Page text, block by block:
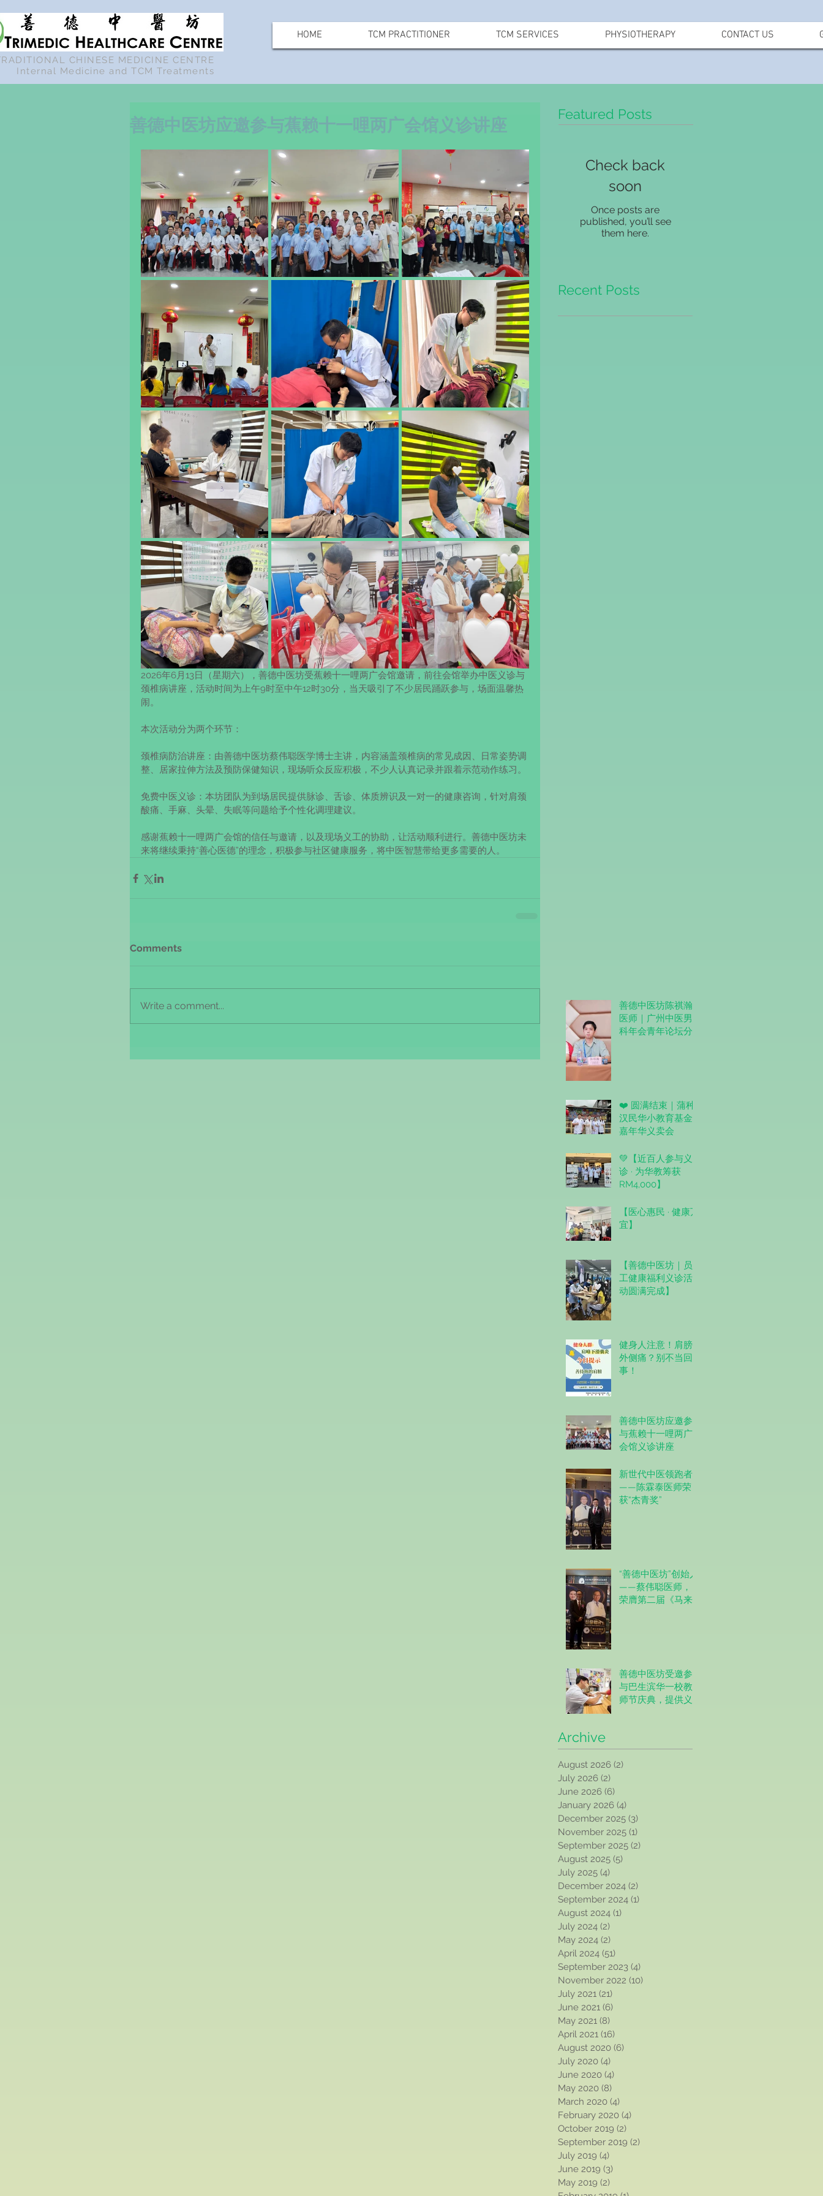
HOME TCM PRACTITIONER TCM SERVICES PHYSIOTHERAPY CONTACT US
CHINESE MEDICINE CENTRE
Internal Medicine and TCM Treatments
善德中医坊应邀参与蕉赖十一哩两广会馆义诊讲座
2026年6月13日（星期六），善德中医坊受蕉赖十一哩两广会馆邀请，前往会馆举办中医义诊与
颈椎病讲座，活动时间为上午9时至中午12时30分，当天吸引了不少居民踊跃参与，场面温馨热
闹。
本次活动分为两个环节：
颈椎病防治讲座：由善德中医坊蔡伟聪医学博士主讲，内容涵盖颈椎病的常见成因、日常姿势调
整、居家拉伸方法及预防保健知识，现场听众反应积极，不少人认真记录并跟着示范动作练习。
免费中医义诊：本坊团队为到场居民提供脉诊、舌诊、体质辨识及一对一的健康咨询，针对肩颈
酸痛、手麻、头晕、失眠等问题给予个性化调理建议。
感谢蕉赖十一哩两广会馆的信任与邀请，以及现场义工的协助，让活动顺利进行。善德中医坊未
来将继续秉持“善心医德”的理念，积极参与社区健康服务，将中医智慧带给更多需要的人。
Comments
Write a comment...
Featured Posts
Check back
soon
Once posts are
published, you’ll see
them here.
Recent Posts
善德中医坊陈祺瀚
医师｜广州中医男
科年会青年论坛分
❤️ 圆满结束｜蒲种
汉民华小教育基金
嘉年华义卖会
💚【近百人参与义
诊 · 为华教筹获
RM4,000】
【医心惠民 · 健康万
宜】
【善德中医坊｜员
工健康福利义诊活
动圆满完成】
健身人注意！肩膀
外侧痛？别不当回
事！
善德中医坊应邀参
与蕉赖十一哩两广
会馆义诊讲座
新世代中医领跑者
——陈霖泰医师荣
获“杰青奖”
“善德中医坊”创始人
——蔡伟聪医师，
荣膺第二届《马来
善德中医坊受邀参
与巴生滨华一校教
师节庆典，提供义
invited to Provide
Free Clinic
Teachers' Day
Celebration
Archive
August 2026 (2)
July 2026 (2)
June 2026 (6)
January 2026 (4)
December 2025 (3)
November 2025 (1)
September 2025 (2)
August 2025 (5)
July 2025 (4)
December 2024 (2)
September 2024 (1)
August 2024 (1)
July 2024 (2)
May 2024 (2)
April 2024 (51)
September 2023 (4)
November 2022 (10)
July 2021 (21)
June 2021 (6)
May 2021 (8)
April 2021 (16)
August 2020 (6)
July 2020 (4)
June 2020 (4)
May 2020 (8)
March 2020 (4)
February 2020 (4)
October 2019 (2)
September 2019 (2)
July 2019 (4)
June 2019 (3)
May 2019 (2)